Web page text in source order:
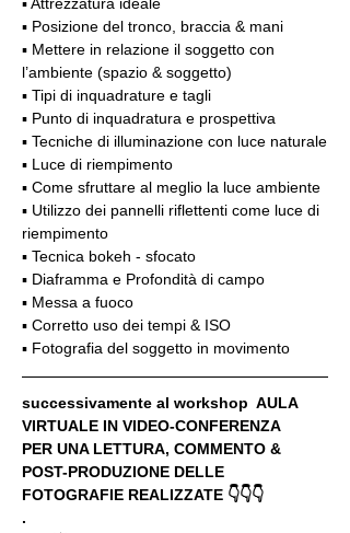
▪️ Posizione del tronco, braccia & mani
▪️ Mettere in relazione il soggetto con
l’ambiente (spazio & soggetto)
▪️ Tipi di inquadrature e tagli
▪️ Punto di inquadratura e prospettiva
▪️ Tecniche di illuminazione con luce naturale
▪️ Luce di riempimento
▪️ Come sfruttare al meglio la luce ambiente
▪️ Utilizzo dei pannelli riflettenti come luce di
riempimento
▪️ Tecnica bokeh - sfocato
▪️ Diaframma e Profondità di campo
▪️ Messa a fuoco
▪️ Corretto uso dei tempi & ISO
▪️ Fotografia del soggetto in movimento
successivamente al workshop  AULA
VIRTUALE IN VIDEO-CONFERENZA
PER UNA LETTURA, COMMENTO &
POST-PRODUZIONE DELLE
FOTOGRAFIE REALIZZATE 👇👇👇
.